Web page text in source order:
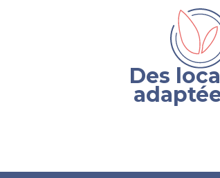
Des